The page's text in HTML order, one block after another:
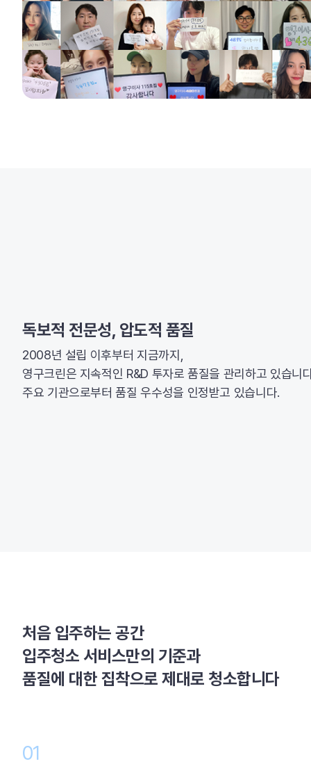
독보적 전문성, 압도적 품질
2008년 설립 이후부터 지금까지,
영구크린은 지속적인 R&D 투자로 품질을 관리하고 있습니
주요 기관으로부터 품질 우수성을 인정받고 있습니다.
처음 입주하는 공간
입주청소 서비스만의 기준과
품질에 대한 집착으로 제대로 청소합니다
01